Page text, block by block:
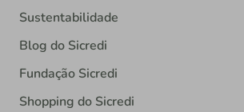
Sustentabilidade
Blog do Sicredi
Fundação Sicredi
Shopping do Sicredi